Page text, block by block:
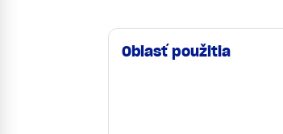
Oblasť použitia